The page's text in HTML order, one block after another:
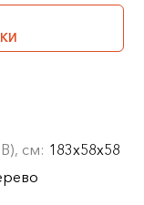
см: 183х58х58